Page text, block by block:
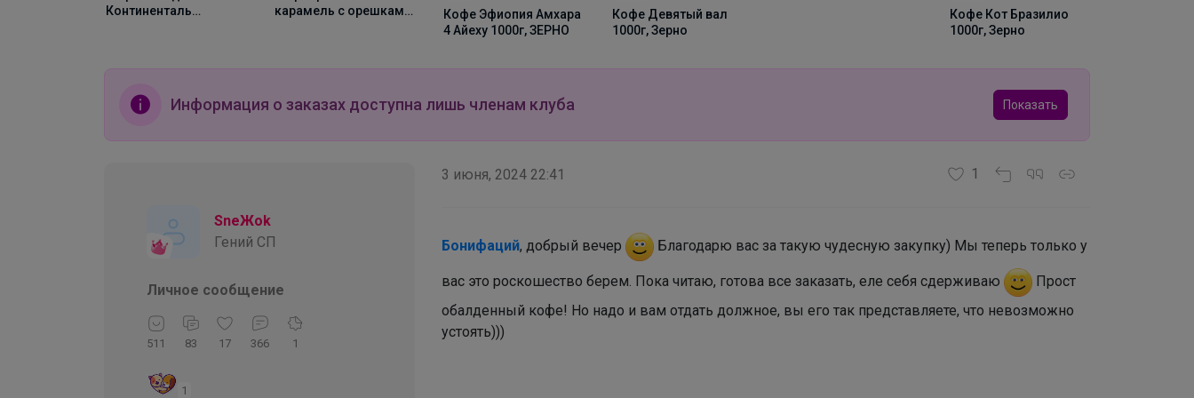
Континенталь
карамель с орешками
Кофе Эфиопия Амхара
4 Айеху 1000г, ЗЕРНО
Кофе Девятый вал
1000г, Зерно
Кофе Кот Бразилио
1000г, Зерно
Информация о заказах доступна лишь членам клуба Показать
SneЖok
Гений СП
Личное сообщение
511 83 17 366 1
1
3 июня, 2024 22:41 1
Бонифаций, добрый вечер Благодарю вас за такую чудесную закупку) Мы теперь только у
вас это роскошество берем. Пока читаю, готова все заказать, еле себя сдерживаю
Прост
обалденный кофе! Но надо и вам отдать должное, вы его так представляете, что невозможно
устоять)))
Брюнетка